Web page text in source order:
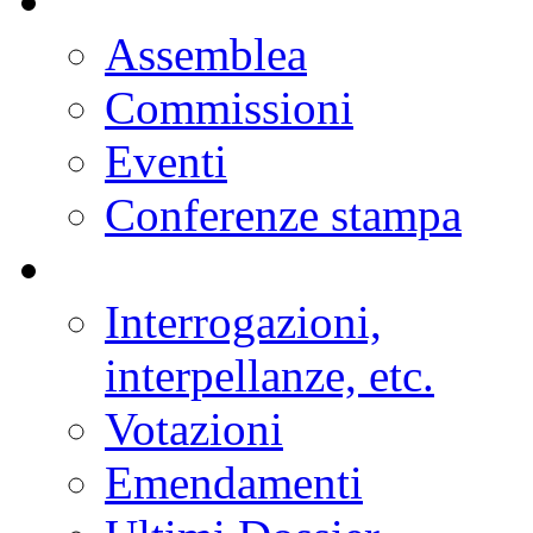
Assemblea
Commissioni
Eventi
Conferenze stampa
Interrogazioni,
interpellanze, etc.
Votazioni
Emendamenti